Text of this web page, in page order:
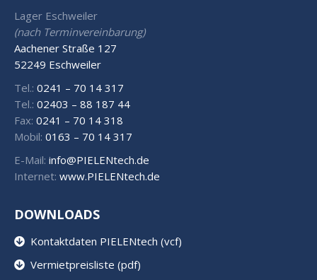
Lager Eschweiler
(nach Terminvereinbarung)
Aachener Straße 127
52249 Eschweiler
Tel.: 0241 – 70 14 317
Tel.: 02403 – 88 187 44
Fax: 0241 – 70 14 318
Mobil: 0163 – 70 14 317
E-Mail: info@PIELENtech.de
Internet: www.PIELENtech.de
DOWNLOADS
Kontaktdaten PIELENtech (vcf)
Vermietpreisliste (pdf)